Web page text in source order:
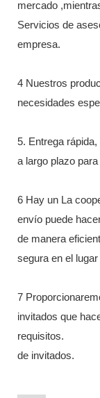
mercado
Servicios de
empresa.
4 Nuestros
necesidades
5. Entrega
a largo plazo
6 Hay un La
envío puede
de manera
segura en el
7
invitados que
requisitos.
de invitados.